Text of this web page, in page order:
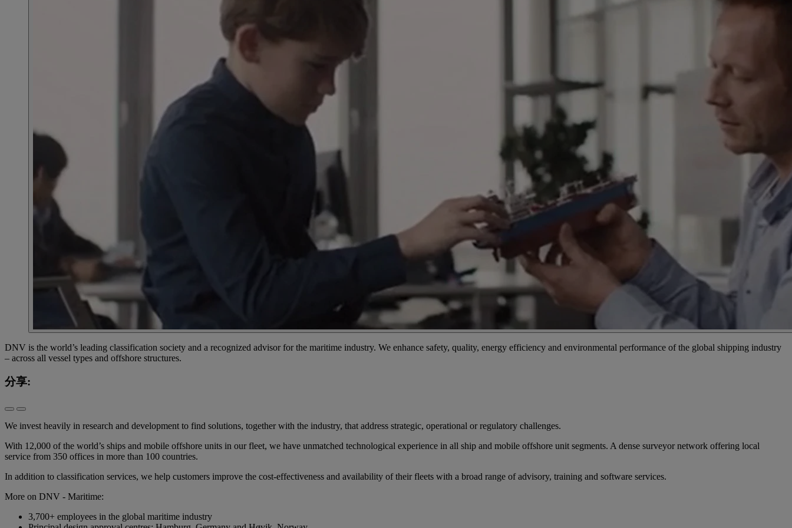
DNV is the world’s leading classification society and a recognized advisor for the maritime industry. We enhance safety, quality, energy efficiency and environmental performance of the global shipping industry
– across all vessel types and offshore structures.
分享:
We invest heavily in research and development to find solutions, together with the industry, that address strategic, operational or regulatory challenges.
With 12,000 of the world’s ships and mobile offshore units in our fleet, we have unmatched technological experience in all ship and mobile offshore unit segments. A dense surveyor network offering local
service from 350 offices in more than 100 countries.
In addition to classification services, we help customers improve the cost-effectiveness and availability of their fleets with a broad range of advisory, training and software services.
More on DNV - Maritime:
3,700+ employees in the global maritime industry